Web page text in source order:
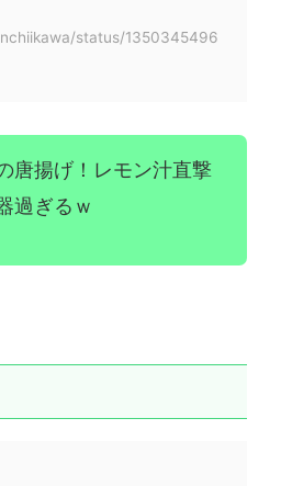
status/1350345496
唐揚げ！レモン汁直撃
過ぎるｗ